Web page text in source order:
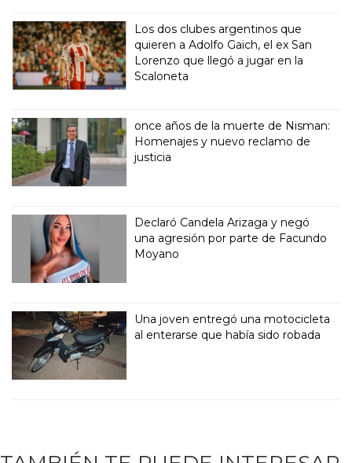
Los dos clubes argentinos que
quieren a Adolfo Gaich, el ex San
Lorenzo que llegó a jugar en la
Scaloneta
once años de la muerte de Nisman:
Homenajes y nuevo reclamo de
justicia
Declaró Candela Arizaga y negó
una agresión por parte de Facundo
Moyano
Una joven entregó una motocicleta
al enterarse que había sido robada